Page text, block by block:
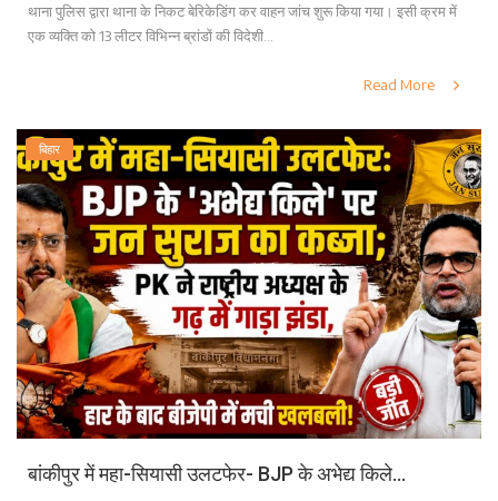
थाना पुलिस द्वारा थाना के निकट बेरिकेडिंग कर वाहन जांच शुरू किया गया। इसी क्रम में
एक व्यक्ति को 13 लीटर विभिन्न ब्रांडों की विदेशी...
Read More
बिहार
बांकीपुर में महा-सियासी उलटफेर- BJP के अभेद्य किले...